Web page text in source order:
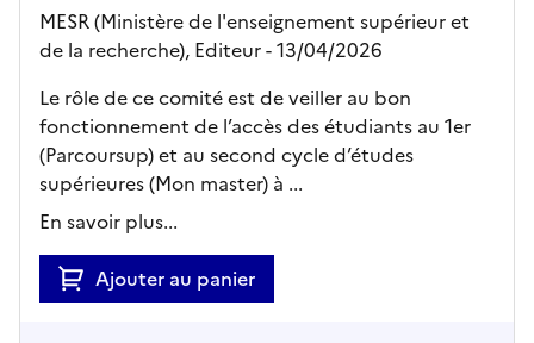
MESR (Ministère de l'enseignement supérieur et
de la recherche), Editeur- 13/04/2026
Le rôle de ce comité est de veiller au bon
fonctionnement de l’accès des étudiants au 1er
(Parcoursup) et au second cycle d’études
supérieures (Mon master) à ...
En savoir plus...
Ajouter au panier